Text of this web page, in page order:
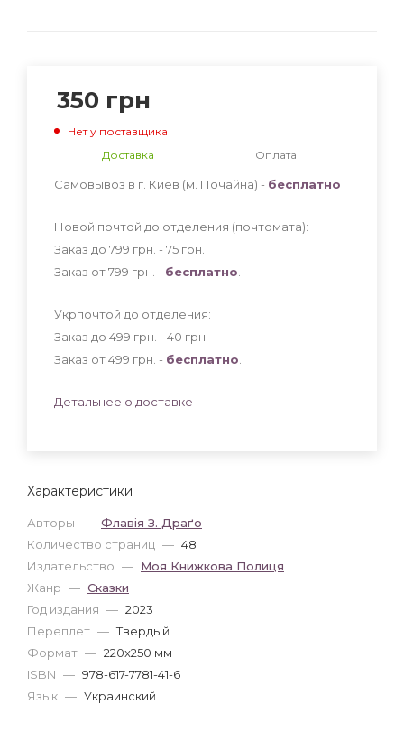
Характеристики
Авторы — Флавія З. Драґо
Количество страниц — 48
Издательство — Моя Книжкова Полиця
Жанр — Сказки
Год издания — 2023
Переплет — Твердый
Формат — 220x250 мм
ISBN — 978-617-7781-41-6
Язык — Украинский
350 грн
Нет у поставщика
Доставка
Оплата
Самовывоз в г. Киев (м. Почайна) - бесплатно
Новой почтой до отделения (почтомата):
Заказ до 799 грн. - 75 грн
Заказ от 799 грн. - бесплатно
Укрпочтой до отделения:
Заказ до 499 грн. - 40 грн
Заказ от 499 грн. - бесплатно
Детальнее о доставке